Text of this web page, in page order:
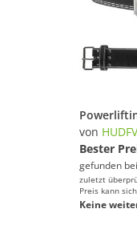
von
Bester
gefunden bei
zuletzt
Preis kann
Keine